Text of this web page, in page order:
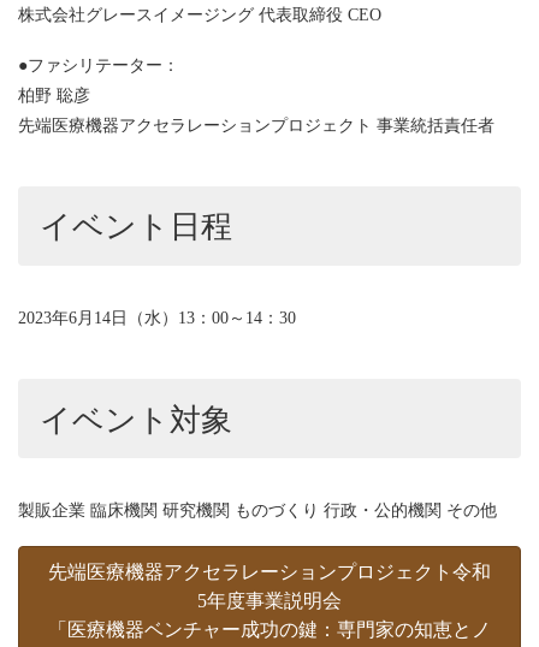
株式会社グレースイメージング 代表取締役 CEO
●ファシリテーター：
柏野 聡彦
先端医療機器アクセラレーションプロジェクト 事業統括責任者
イベント日程
2023年6月14日（水）13：00～14：30
イベント対象
製販企業 臨床機関 研究機関 ものづくり 行政・公的機関 その他
先端医療機器アクセラレーションプロジェクト令和
5年度事業説明会
「医療機器ベンチャー成功の鍵：専門家の知恵とノ